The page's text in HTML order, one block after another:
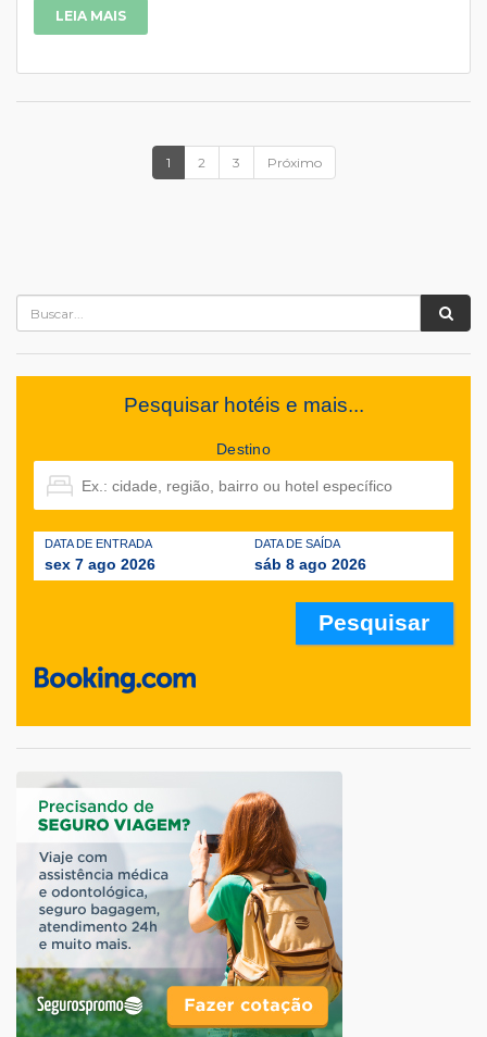
LEIA MAIS
1 2 3 Próximo
Pesquisar hotéis e mais...
Destino
DATA DE ENTRADA
sex 7 ago 2026
DATA DE SAÍDA
sáb 8 ago 2026